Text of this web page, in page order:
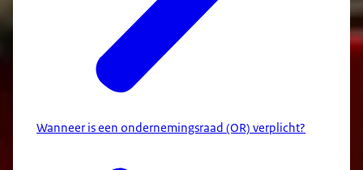
Wanneer is een ondernemingsraad (OR) verplicht?